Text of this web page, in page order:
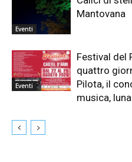
Eventi
Mantovana
Eventi
Festival del
quattro
Pilota, il
musica,